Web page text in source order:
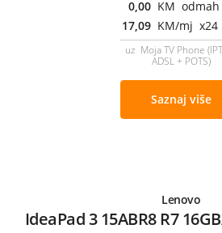
0,00 KM odmah
17,09 KM/mj x24
uz Moja TV Phone
ADSL + POTS)
Saznaj više
Lenovo
IdeaPad 3 15ABR8 R7